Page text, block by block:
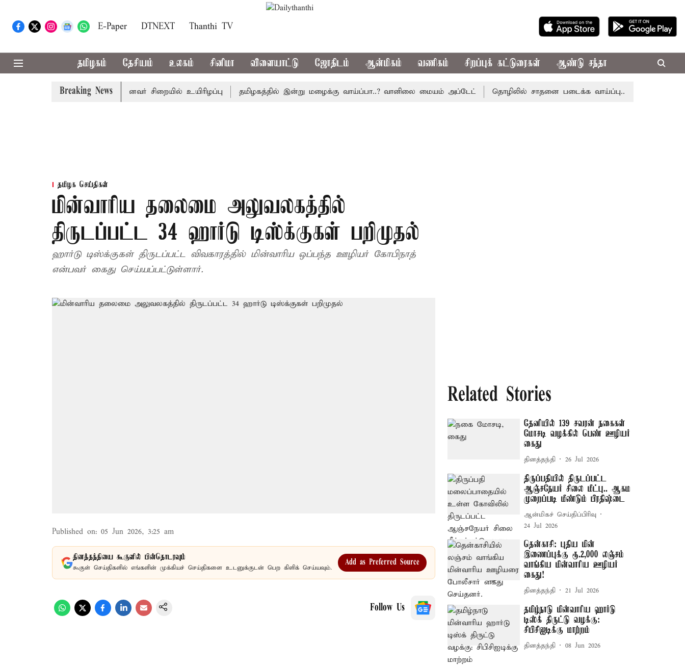
E-Paper DTNEXT Thanthi TV
தமிழகம் தேசியம் உலகம் சினிமா விளையாட்டு ஜோதிடம் ஆன்மிகம் வணிகம் சிறப்புக் கட்டுரைகள் ஆண்டு சந்தா
Breaking News
கோவில் நில மோசடி: கைதானவர் சிறையில் உயிரிழப்பு தமிழகத்தில் இன்று மழைக்கு வாய்ப்பா..? வானிலை மையம் அப்டேட் தொழிலில் சாதனை படைக்க வாய்ப்பு... இன்றைய ராசிபலன்
தமிழக செய்திகள்
மின்வாரிய தலைமை அலுவலகத்தில்
திருடப்பட்ட 34 ஹார்டு டிஸ்க்குகள் பறிமுதல்
ஹார்டு டிஸ்க்குகள் திருடப்பட்ட விவகாரத்தில் மின்வாரிய ஒப்பந்த ஊழியர் கோபிநாத்
என்பவர் கைது செய்யப்பட்டுள்ளார்.
Published on: 05 Jun 2026, 3:25 am
தினத்தந்தியை கூகுளில் பின்தொடரவும்
கூகுள் செய்திகளில் எங்களின் முக்கியச் செய்திகளை உடனுக்குடன் பெற கிளிக் செய்யவும்.
Add as Preferred Source
Follow Us
Related Stories
தேனியில் 139 சவரன் நகைகள்
மோசடி வழக்கில் பெண் ஊழியர்
கைது
தினத்தந்தி 26 Jul 2026
திருப்பதியில் திருடப்பட்ட
ஆஞ்சநேயர் சிலை மீட்பு.. ஆகம
முறைப்படி மீண்டும் பிரதிஷ்டை
ஆன்மிகச் செய்திப்பிரிவு
24 Jul 2026
தென்காசி: புதிய மின்
இணைப்புக்கு ரூ.2,000 லஞ்சம்
வாங்கிய மின்வாரிய ஊழியர்
கைது!
தினத்தந்தி 21 Jul 2026
தமிழ்நாடு மின்வாரிய ஹார்டு
டிஸ்க் திருட்டு வழக்கு:
சிபிசிஐடிக்கு மாற்றம்
தினத்தந்தி 08 Jun 2026